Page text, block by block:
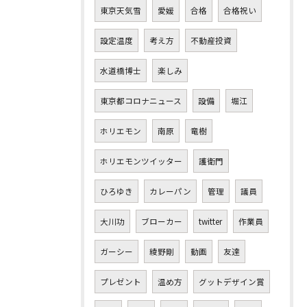
東京天気雪 愛媛 合格 合格祝い
設定温度 考え方 不動産投資
水道橋博士 楽しみ
東京都コロナニュース 設備 堀江
ホリエモン 南原 竜樹
ホリエモンツイッター 護衛門
ひろゆき カレーパン 管理 議員
大川功 ブローカー twitter 作業員
ガーシー 綾野剛 動画 友達
プレゼント 温め方 グットデザイン賞